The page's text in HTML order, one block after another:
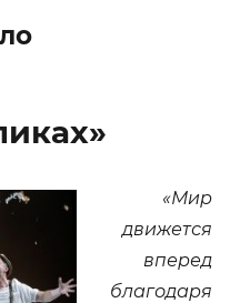
«Мир
движется
вперед
благодаря